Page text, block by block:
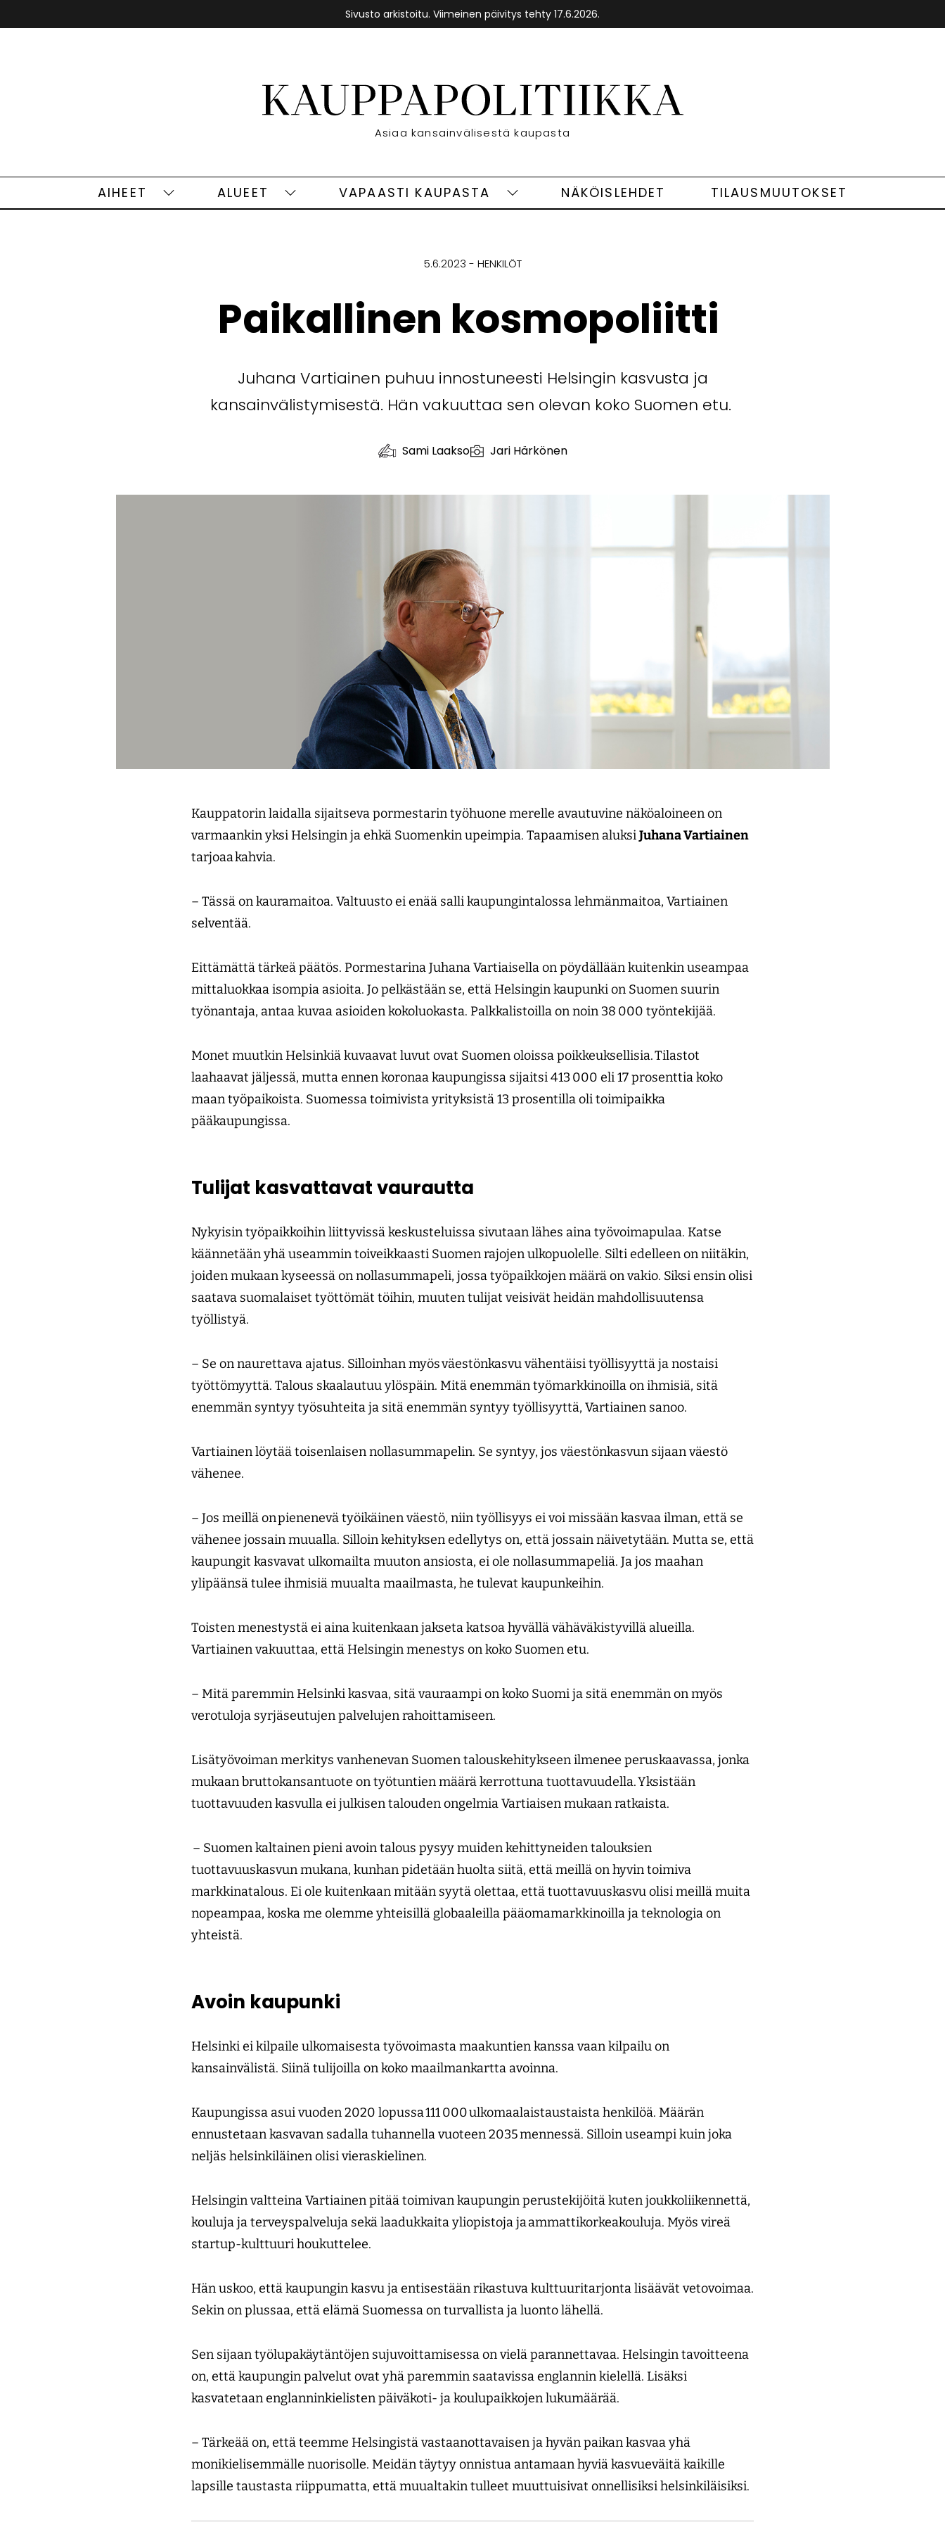
Sivusto arkistoitu. Viimeinen päivitys tehty 17.6.2026.
Etusivu
Asiaa kansainvälisestä kaupasta
AIHEET
Aiheet
ALUEET
Alueet
VAPAASTI KAUPASTA
VapaastiNÄKÖISLEHDET TILAUSMUUTOKSET
5.6.2023 HENKILÖT
Paikallinen kosmopoliitti
Juhana Vartiainen puhuu innostuneesti Helsingin kasvusta ja
kansainvälistymisestä. Hän vakuuttaa sen olevan koko Suomen etu.
Sami Laakso Jari Härkönen
Kauppatorin laidalla sijaitseva pormestarin työhuone merelle avautuvine näkö­aloineen on
varmaankin yksi Helsingin ja ehkä Suomenkin upeimpia. Tapaamisen aluksiJuhana Vartiainen
tarjoaa kahvia.
– Tässä on kauramaitoa. Valtuusto ei enää salli kaupungintalossa lehmänmaitoa, Vartiainen
selventää.
Eittämättä tärkeä päätös. Pormestarina Juhana Vartiaisella on pöydällään kuitenkin useampaa
mittaluokkaa isompia asioita. Jo pelkästään se, että Helsingin kaupunki on Suomen suurin
työnantaja, antaa kuvaa asioiden kokoluokasta. Palkkalistoilla on noin 38 000 työntekijää.
Monet muutkin Helsinkiä kuvaavat luvut ovat Suomen oloissa poikkeuksellisia. Tilastot
laahaavat jäljessä, mutta ennen koronaa kaupungissa sijaitsi 413 000 eli 17 prosenttia koko
maan työpaikoista. Suomessa toimivista yrityksistä 13 prosentilla oli toimipaikka
pääkaupungissa.
Tulijat kasvattavat vaurautta
Nykyisin työpaikkoihin liittyvissä keskusteluissa sivutaan lähes aina työvoimapulaa. Katse
käännetään yhä useammin toiveikkaasti Suomen rajojen ulkopuolelle. Silti edelleen on niitäkin,
joiden mukaan kyseessä on nollasummapeli, jossa työpaikkojen määrä on vakio. Siksi ensin olisi
saatava suomalaiset työttömät töihin, muuten tulijat veisivät heidän mahdollisuutensa
työllistyä.
– Se on naurettava ajatus. Silloinhan myös väestönkasvu vähentäisi työllisyyttä ja nostaisi
työttömyyttä. Talous skaalautuu ylöspäin. Mitä enemmän työmarkkinoilla on ihmisiä, sitä
enemmän syntyy työsuhteita ja sitä enemmän syntyy työllisyyttä, Vartiainen sanoo.
Vartiainen löytää toisenlaisen nollasummapelin. Se syntyy, jos väestönkasvun sijaan väestö
vähenee.
– Jos meillä on pienenevä työikäinen väestö, niin työllisyys ei voi missään kasvaa ilman, että se
vähenee jossain muualla. Silloin kehityksen edellytys on, että jossain näivetytään. Mutta se, että
kaupungit kasvavat ulkomailta muuton ansiosta, ei ole nollasummapeliä. Ja jos maahan
ylipäänsä tulee ihmisiä muualta maailmasta, he tulevat kaupunkeihin.
Toisten menestystä ei aina kuitenkaan jakseta katsoa hyvällä vähäväkistyvillä alueilla.
Vartiainen vakuuttaa, että Helsingin menestys on koko Suomen etu.
– Mitä paremmin Helsinki kasvaa, sitä vauraampi on koko Suomi ja sitä enemmän on myös
verotuloja syrjäseutujen palvelujen rahoittamiseen.
Lisätyövoiman merkitys vanhenevan Suomen talouskehitykseen ilmenee peruskaavassa, jonka
mukaan bruttokansantuote on työtuntien määrä kerrottuna tuottavuudella. Yksistään
tuottavuuden kasvulla ei julkisen talouden ongelmia Vartiaisen mukaan ratkaista.
– Suomen kaltainen pieni avoin talous pysyy muiden kehittyneiden talouksien
tuottavuuskasvun mukana, kunhan pidetään huolta siitä, että meillä on hyvin toimiva
markkinatalous. Ei ole kuitenkaan mitään syytä olettaa, että tuottavuuskasvu olisi meillä muita
nopeampaa, koska me olemme yhteisillä globaaleilla pääomamarkkinoilla ja teknologia on
yhteistä.
Avoin kaupunki
Helsinki ei kilpaile ulkomaisesta työvoimasta maakuntien kanssa vaan kilpailu on
kansainvälistä. Siinä tulijoilla on koko maailmankartta avoinna.
Kaupungissa asui vuoden 2020 lopussa 111 000 ulko­maalaistaustaista henkilöä. Määrän
ennustetaan kasvavan sadalla tuhannella vuoteen 2035 mennessä. Silloin useampi kuin joka
neljäs helsinkiläinen olisi vieraskielinen.
Helsingin valtteina Vartiainen pitää toimivan kaupungin perustekijöitä kuten joukkoliikennettä,
kouluja ja terveyspalveluja sekä laadukkaita yliopistoja ja ammattikorkeakouluja. Myös vireä
startup-kulttuuri houkuttelee.
Hän uskoo, että kaupungin kasvu ja entisestään rikastuva kulttuuritarjonta lisäävät vetovoimaa.
Sekin on plussaa, että elämä Suomessa on turvallista ja luonto lähellä.
Sen sijaan työlupakäytäntöjen sujuvoittamisessa on vielä parannettavaa. Helsingin tavoitteena
on, että kaupungin palvelut ovat yhä paremmin saatavissa englannin kielellä. Lisäksi
kasvatetaan englanninkielisten päiväkoti- ja koulupaikkojen lukumäärää.
– Tärkeää on, että teemme Helsingistä vastaanottavaisen ja hyvän paikan kasvaa yhä
monikielisemmälle nuorisolle. Meidän täytyy onnistua antamaan hyviä kasvueväitä kaikille
lapsille taustasta riippumatta, että muualtakin tulleet muuttuisivat onnellisiksi helsinkiläisiksi.